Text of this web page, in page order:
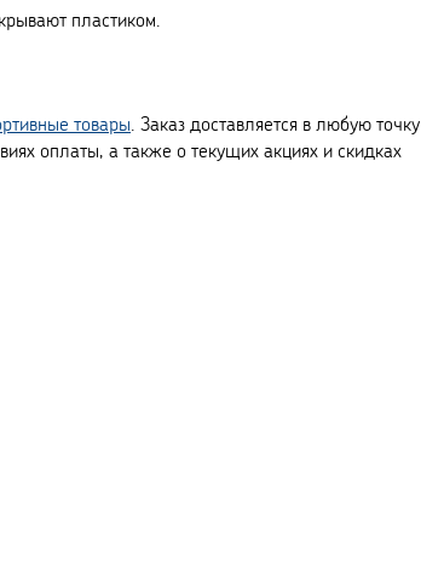
пластиком.
товары . Заказ доставляется в любую точку
оплаты, а также о текущих акциях и скидках